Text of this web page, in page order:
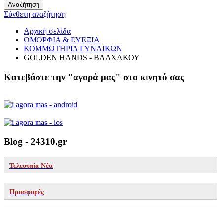
Αναζήτηση
Σύνθετη αναζήτηση
Αρχική σελίδα
ΟΜΟΡΦΙΑ & ΕΥΕΞΙΑ
ΚΟΜΜΩΤΗΡΙΑ ΓΥΝΑΙΚΩΝ
GOLDEN HANDS - ΒΛΑΧΑΚΟΥ
Κατεβάστε την "αγορά μας" στο κινητό σας
Blog - 24310.gr
Τελευταία Νέα
Προσφορές